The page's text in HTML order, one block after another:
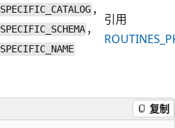
SPECIFIC_CATALOG ，
SPECIFIC_SCHEMA ，
SPECIFIC_NAME
引用
复制